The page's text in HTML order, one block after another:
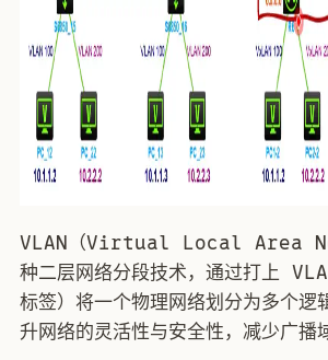
VLAN（Virtual Local Area
种二层网络分段技术，通过打上
标签）将一个物理网络划分为多个逻
升网络的灵活性与安全性，减少广播